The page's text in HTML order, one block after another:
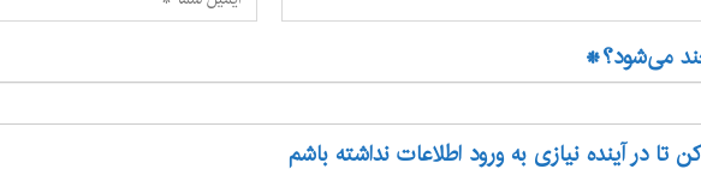
می‌شود؟*
تا در آینده نیازی به ورود اطلاعات نداشته باشم